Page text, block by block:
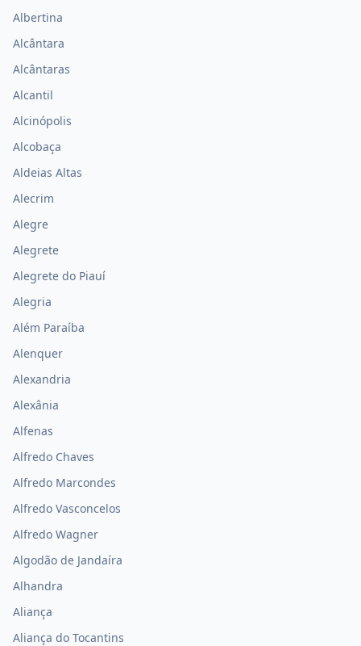
Albertina
Alcântara
Alcântaras
Alcantil
Alcinópolis
Alcobaça
Aldeias Altas
Alecrim
Alegre
Alegrete
Alegrete do Piauí
Alegria
Além Paraíba
Alenquer
Alexandria
Alexânia
Alfenas
Alfredo Chaves
Alfredo Marcondes
Alfredo Vasconcelos
Alfredo Wagner
Algodão de Jandaíra
Alhandra
Aliança
Aliança do Tocantins